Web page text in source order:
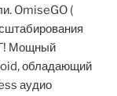
OmiseGO (
Мощный
обладающий
аудио